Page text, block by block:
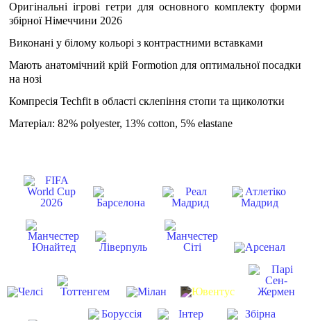
Оригінальні ігрові гетри для основного комплекту форми
збірної Німеччини 2026
Виконані у білому кольорі з контрастними вставками
Мають анатомічний крій Formotion для оптимальної посадки
на нозі
Компресія Techfit в області склепіння стопи та щиколотки
Матеріал: 82% polyester, 13% cotton, 5% elastane